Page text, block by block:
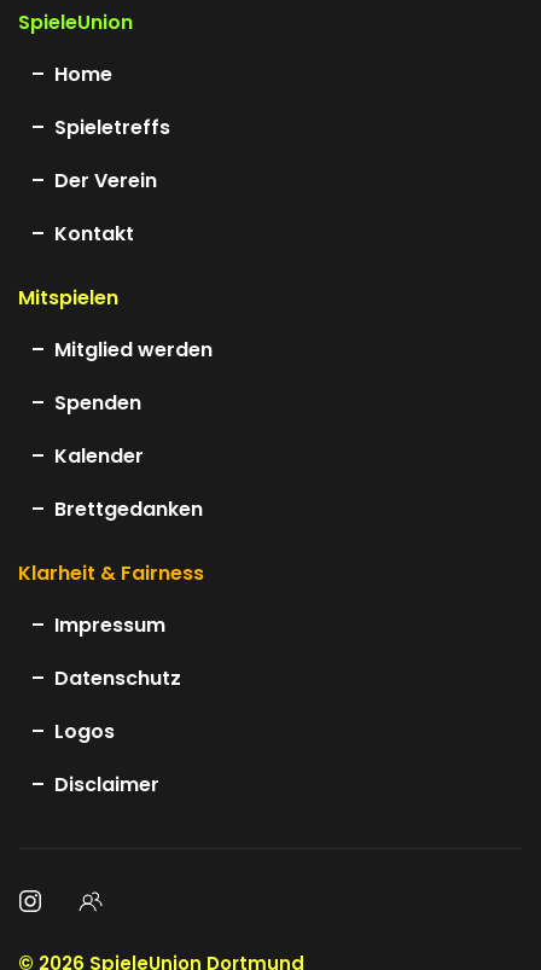
SpieleUnion
Home
Spieletreffs
Der Verein
Kontakt
Mitspielen
Mitglied werden
Spenden
Kalender
Brettgedanken
Klarheit & Fairness
Impressum
Datenschutz
Logos
Disclaimer
© 2026 SpieleUnion Dortmund